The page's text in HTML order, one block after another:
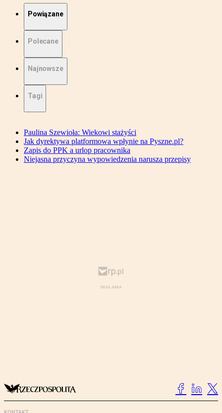
Powiązane
Polecane
Najnowsze
Tagi
Paulina Szewioła: Wiekowi stażyści
Jak dyrektywa platformowa wpłynie na Pyszne.pl?
Zapis do PPK a urlop pracownika
Niejasna przyczyna wypowiedzenia narusza przepisy